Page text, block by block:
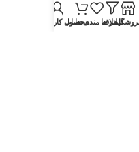
فیلتر ها
علاقه مندی ها
محصول
حساب کاربری من